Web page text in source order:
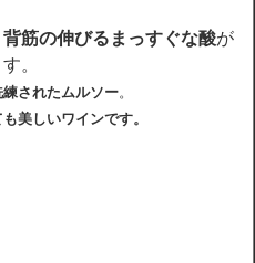
筋の伸びるまっすぐな酸が
。
されたムルソー。
美しいワインです。